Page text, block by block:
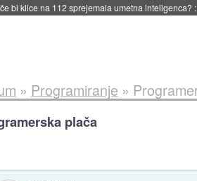
ob 30-letnici dobili dodatek::včeraj ob 18:17
» Programiranje »
plača